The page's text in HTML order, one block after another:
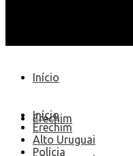
Início
Erechim
Início
Erechim
Alto Uruguai
Polícia